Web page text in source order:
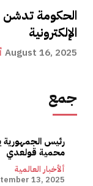
الحكومة تدشن
الإلكترونية
August 16, 2025
جمع
رئيس
محمية قولعدي
ألأخبار العالمية
13, 2025